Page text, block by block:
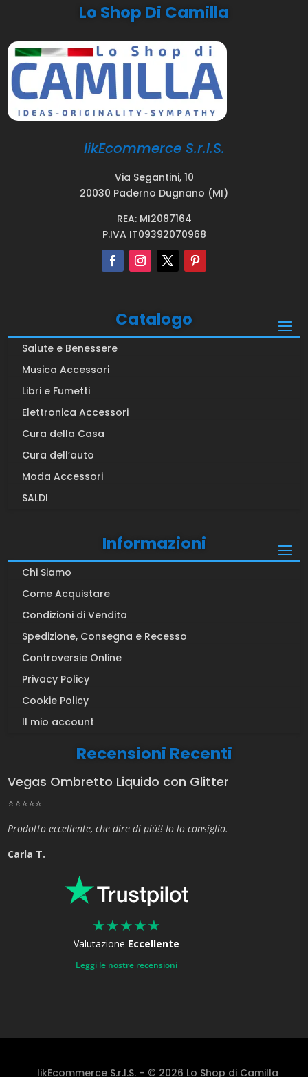
Lo Shop Di Camilla
likEcommerce S.r.l.S.
Via Segantini, 10
20030 Paderno Dugnano (MI)
REA: MI2087164
P.IVA IT09392070968
Catalogo
Salute e Benessere
Musica Accessori
Libri e Fumetti
Elettronica Accessori
Cura della Casa
Cura dell’auto
Moda Accessori
SALDI
Informazioni
Chi Siamo
Come Acquistare
Condizioni di Vendita
Spedizione, Consegna e Recesso
Controversie Online
Privacy Policy
Cookie Policy
Il mio account
Recensioni Recenti
Vegas Ombretto Liquido con Glitter
⭐⭐⭐⭐⭐
Prodotto eccellente, che dire di più!! Io lo consiglio.
Carla T.
★★★★★
Valutazione Eccellente
Leggi le nostre recensioni
likEcommerce S.r.l.S. – © 2026 Lo Shop di Camilla